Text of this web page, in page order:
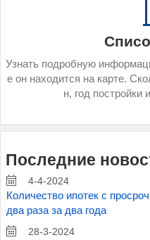
Уз­нать под­робную
е он на­ходит­ся на кар­те.
н, год пос­трой­ки
Последние
4-4-2024
Количество ипотек с
два раза за два года
28-3-2024